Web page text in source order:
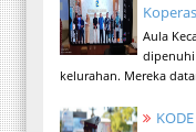
Aula
kelurahan. Mereka